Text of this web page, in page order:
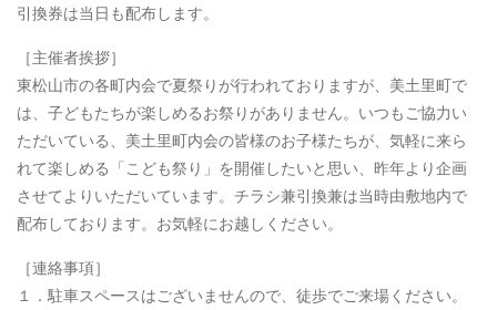
引換券は当日も配布します。
［主催者挨拶］
東松山市の各町内会で夏祭りが行われておりますが、美土里町で
は、子どもたちが楽しめるお祭りがありません。いつもご協力い
ただいている、美土里町内会の皆様のお子様たちが、気軽に来ら
れて楽しめる「こども祭り」を開催したいと思い、昨年より企画
させてよりいただいています。チラシ兼引換兼は当時由敷地内で
配布しております。お気軽にお越しください。
［連絡事項］
１．駐車スペースはございませんので、徒歩でご来場ください。